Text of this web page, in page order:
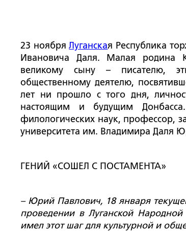
23 ноябряЛуганская Республика
Ивановича Даля. Малая родина
великому сыну – писателю,
общественному деятелю,
лет ни прошло с того дня,
настоящим и будущим
филологических наук, профессор,
университета им. Владимира Даля
ГЕНИЙ «СОШЕЛ С ПОСТАМЕНТА»
– Юрий Павлович, 18 января
проведении в Луганской
имел этот шаг для культурной и